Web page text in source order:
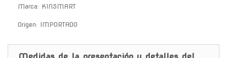
Marca: KINSMART
Origen: IMPORTADO